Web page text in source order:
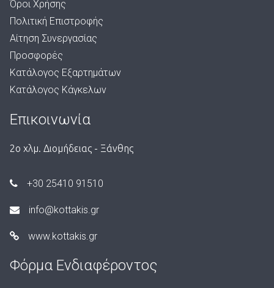
Όροι Χρήσης
Πολιτική Επιστροφής
Αίτηση Συνεργασίας
Προσφορές
Κατάλογος Εξαρτημάτων
Κατάλογος Κάγκελων
Επικοινωνία
2ο χλμ. Διομήδειας - Ξάνθης
+30 25410 91510
info@kottakis.gr
www.kottakis.gr
Φόρμα Ενδιαφέροντος